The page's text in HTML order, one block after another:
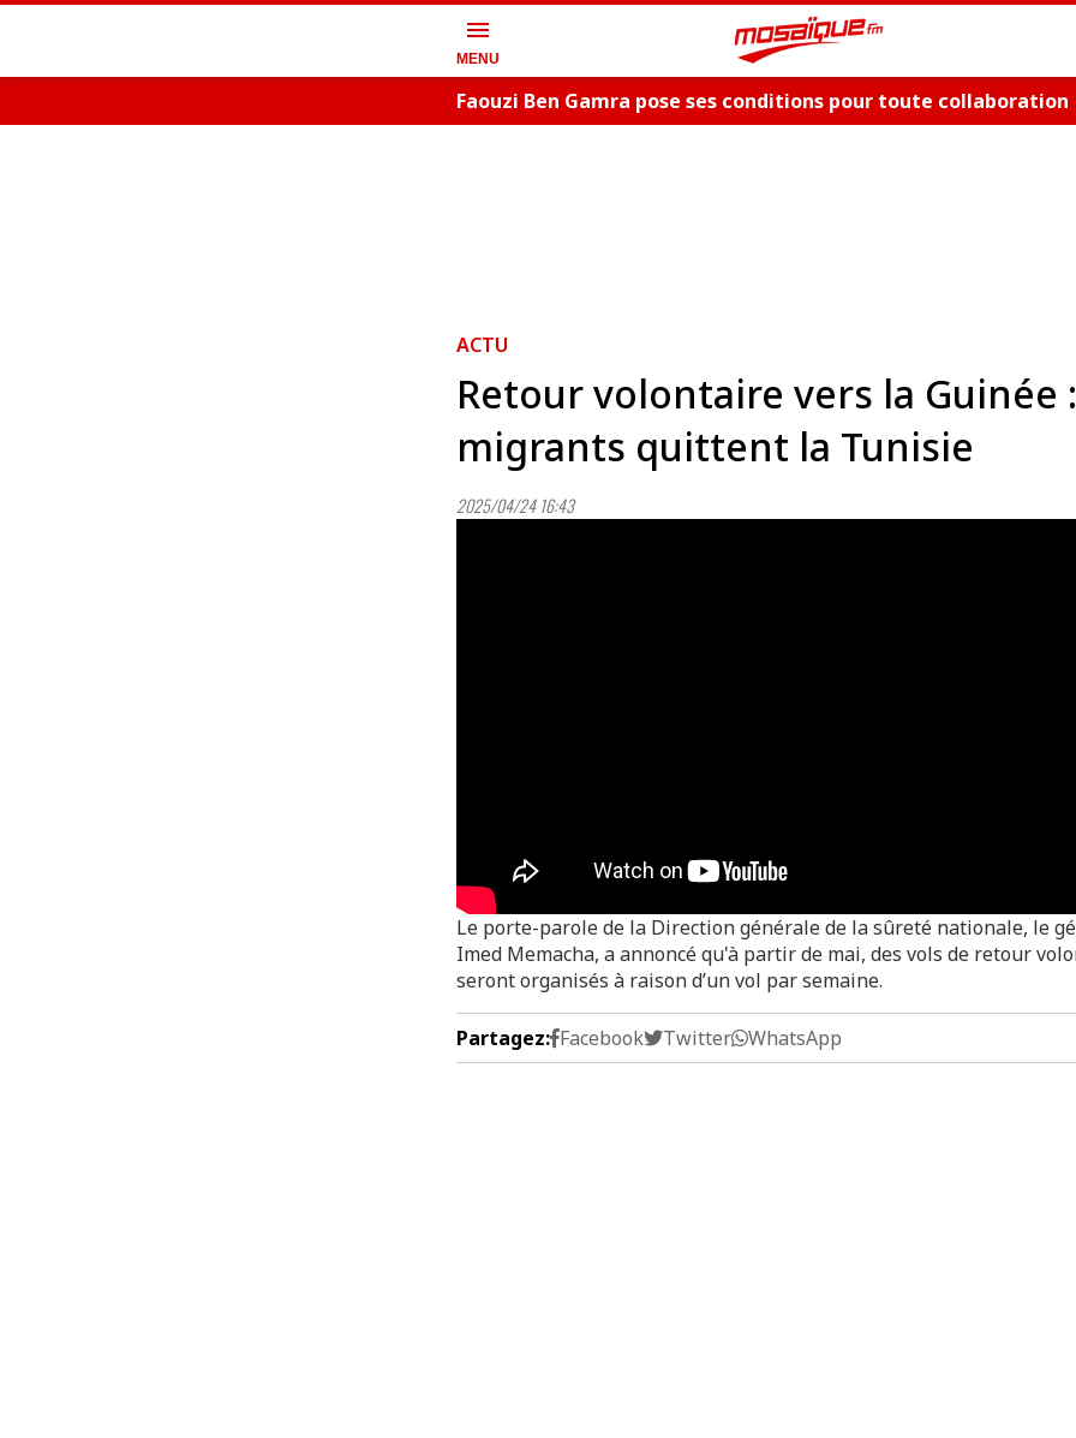
menu
MENU
Faouzi Ben Gamra pose ses conditions pour toute collaboration
ACTU
Retour volontaire vers la Guinée
migrants quittent la Tunisie
2025/04/24 16:43
Le porte-parole de la Direction générale de la sûreté nationale, le
Imed Memacha, a annoncé qu'à partir de mai, des vols de retour
seront organisés à raison d’un vol par semaine.
Partagez: Facebook Twitter WhatsApp